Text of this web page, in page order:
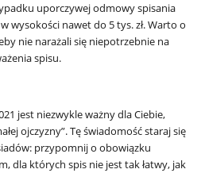
uporczywej odmowy spisania
wysokości nawet do 5 tys. zł. Warto o
nie narażali się niepotrzebnie na
spisu.
jest niezwykle ważny dla Ciebie,
ojczyzny”. Tę świadomość staraj się
przypomnij o obowiązku
dla których spis nie jest tak łatwy, jak